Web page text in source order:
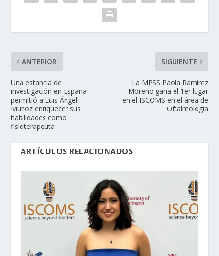
ANTERIOR
Una estancia de
investigación en España
permitió a Luis Ángel
Muñoz enriquecer sus
habilidades como
fisioterapeuta
SIGUIENTE
La MPSS Paola Ramírez
Moreno gana el 1er lugar
en el ISCOMS en el área de
Oftalmología
ARTÍCULOS RELACIONADOS